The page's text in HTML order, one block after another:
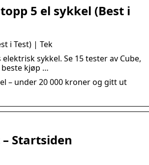
5 el sykkel (Best i
i Test) | Tek
sykkel. Se 15 tester av Cube,
beste kjøp …
– under 20 000 kroner og gitt ut
Startsiden